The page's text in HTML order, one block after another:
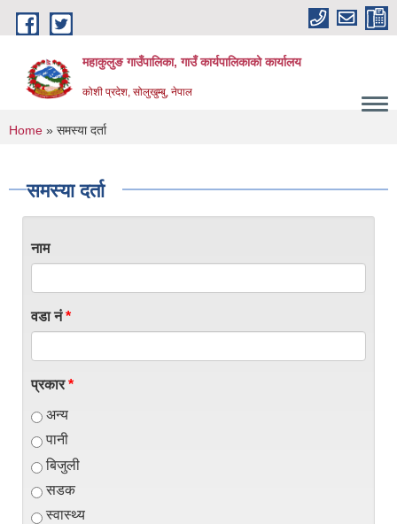
Skip to main content
महाकुलुङ गाउँपालिका, गाउँ कार्यपालिकाको कार्यालय
कोशी प्रदेश, सोलुखुम्बु, नेपाल
You are here
Home » समस्या दर्ता
समस्या दर्ता
नाम
वडा नं*
प्रकार*
अन्य
पानी
बिजुली
सडक
स्वास्थ्य